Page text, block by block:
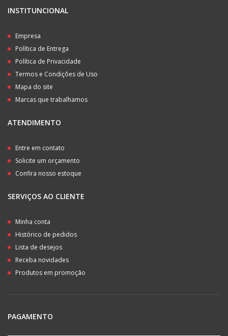
INSTITUNCIONAL
Empresa
Política de Entrega
Política de Privacidade
Termos e Condições de Uso
Mapa do site
Marcas que trabalhamos
ATENDIMENTO
Entre em contato
Solicite um orçamento
Confira nosso estoque
SERVIÇOS AO CLIENTE
Minha conta
Histórico de pedidos
Lista de desejos
Receba novidades
Produtos em promoção
PAGAMENTO